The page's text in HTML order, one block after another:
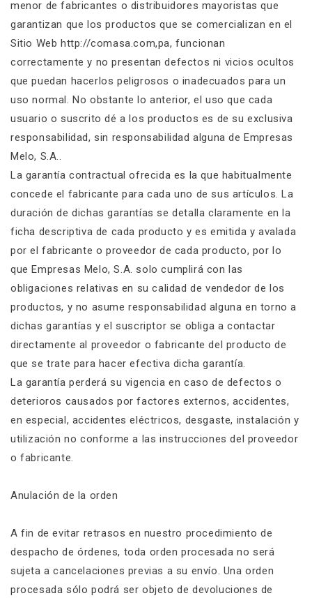
menor de fabricantes o distribuidores mayoristas que
garantizan que los productos que se comercializan en el
Sitio Web http://comasa.com,pa, funcionan
correctamente y no presentan defectos ni vicios ocultos
que puedan hacerlos peligrosos o inadecuados para un
uso normal. No obstante lo anterior, el uso que cada
usuario o suscrito dé a los productos es de su exclusiva
responsabilidad, sin responsabilidad alguna de Empresas
Melo, S.A..
La garantía contractual ofrecida es la que habitualmente
concede el fabricante para cada uno de sus artículos. La
duración de dichas garantías se detalla claramente en la
ficha descriptiva de cada producto y es emitida y avalada
por el fabricante o proveedor de cada producto, por lo
que Empresas Melo, S.A. solo cumplirá con las
obligaciones relativas en su calidad de vendedor de los
productos, y no asume responsabilidad alguna en torno a
dichas garantías y el suscriptor se obliga a contactar
directamente al proveedor o fabricante del producto de
que se trate para hacer efectiva dicha garantía.
La garantía perderá su vigencia en caso de defectos o
deterioros causados por factores externos, accidentes,
en especial, accidentes eléctricos, desgaste, instalación y
utilización no conforme a las instrucciones del proveedor
o fabricante.
Anulación de la orden
A fin de evitar retrasos en nuestro procedimiento de
despacho de órdenes, toda orden procesada no será
sujeta a cancelaciones previas a su envío. Una orden
procesada sólo podrá ser objeto de devoluciones de